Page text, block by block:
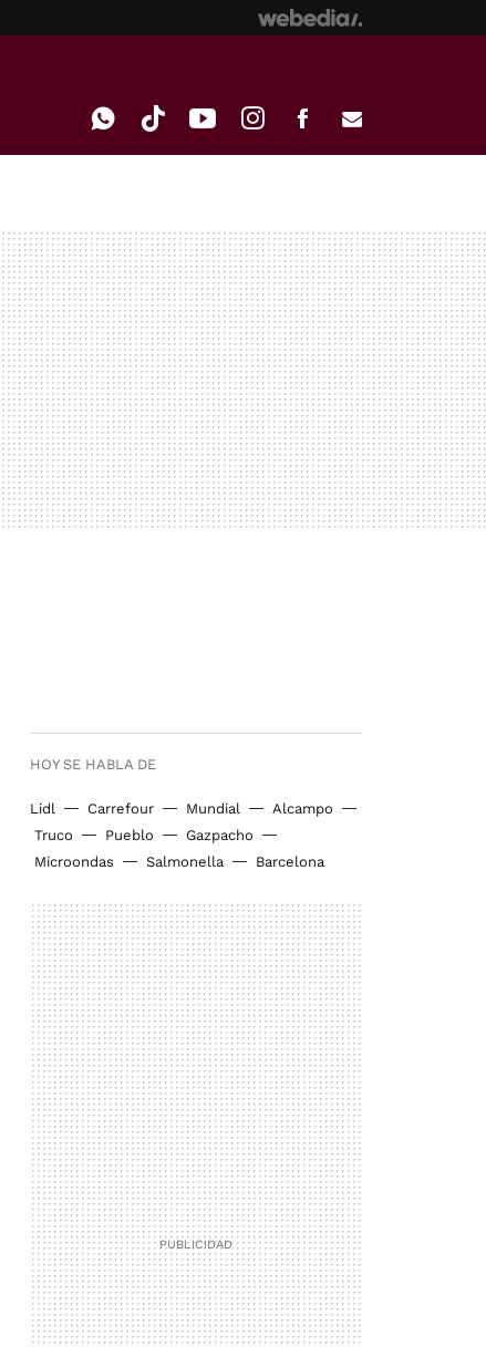
MAIL
HOY SE HABLA DE
Lidl Carrefour Mundial
Alcampo
Truco
Pueblo
Gazpacho
Microondas
Salmonella Barcelona